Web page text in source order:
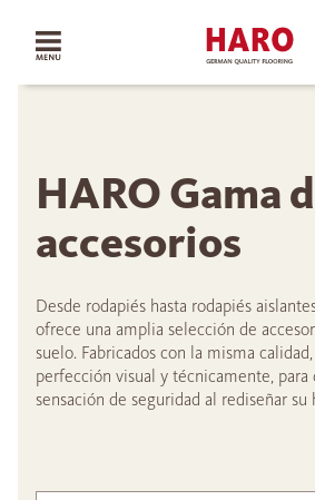
HARO Gama
accesorios
Desde rodapiés hasta rodapiés
ofrece una amplia selección de
suelo. Fabricados con la misma
perfección visual y técnicamente, para
sensación de seguridad al rediseñar su